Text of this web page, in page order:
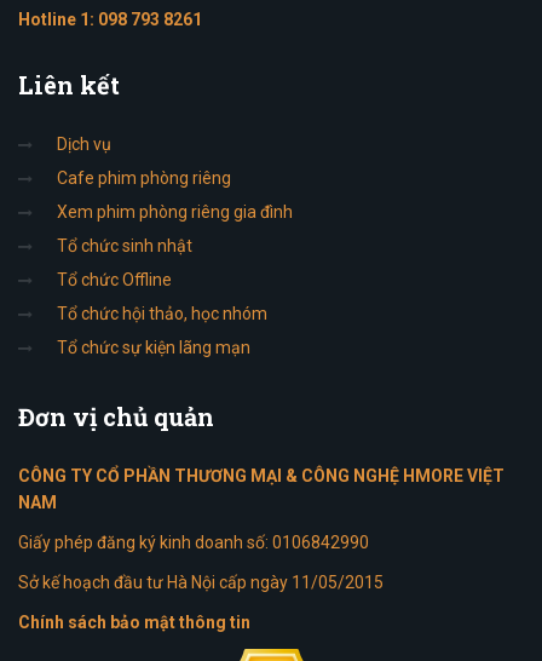
Hotline 1: 098 793 8261
Liên kết
Dịch vụ
Cafe phim phòng riêng
Xem phim phòng riêng gia đình
Tổ chức sinh nhật
Tổ chức Offline
Tổ chức hội thảo, học nhóm
Tổ chức sự kiện lãng mạn
Đơn vị chủ quản
CÔNG TY CỔ PHẦN THƯƠNG MẠI & CÔNG NGHỆ HMORE VIỆT
NAM
Giấy phép đăng ký kinh doanh số: 0106842990
Sở kế hoạch đầu tư Hà Nội cấp ngày 11/05/2015
Chính sách bảo mật thông tin